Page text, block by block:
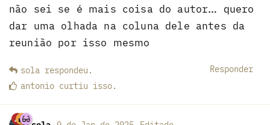
não sei se é mais coisa do autor… quero
dar uma olhada na coluna dele antes da
reunião por isso mesmo
Responder
sola respondeu .
antonio curtiu isso.